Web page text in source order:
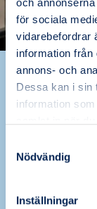
och
för sociala
vidarebefordrar
information från
annons- och
Dessa kan i sin
information
Nödvändig
Inställningar
driftstopp,
att stärka